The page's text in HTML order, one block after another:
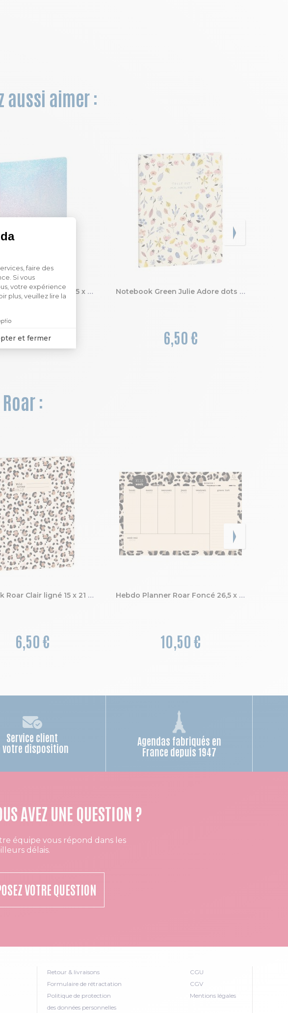
aussi aimer :
Notebook Ariel ligné et dots 15 x 21 cm
6,20 €
Notebook Green Julie Adore dots Ma Nature 15 x 21 cm
6,50 €
:
Notebook Roar Clair ligné 15 x 21 cm
6,50 €
Hebdo Planner Roar Foncé 26,5 x 18 cm
10,50 €
Service client
votre disposition
Agendas fabriqués en
France depuis 1947
AVEZ UNE QUESTION ?
équipe vous répond dans les
délais.
VOTRE QUESTION
Retour & livraisons
Formulaire de rétractation
Politique de protection
des données personnelles
CGU
CGV
Mentions légales